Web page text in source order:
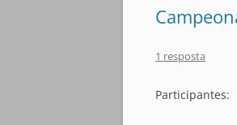
1 resposta
Participantes: